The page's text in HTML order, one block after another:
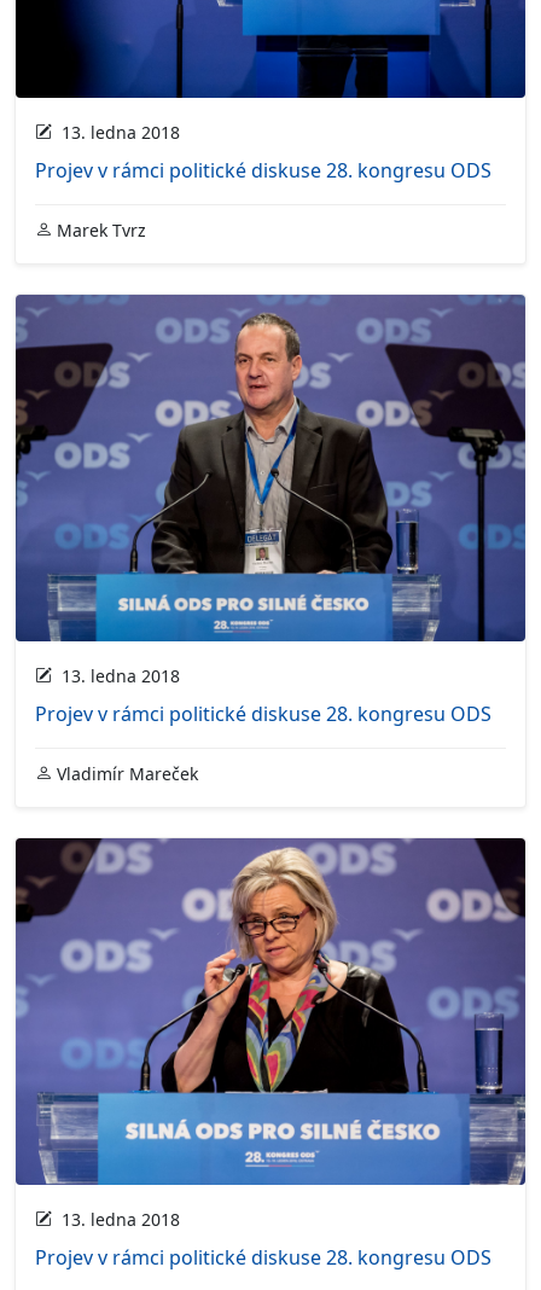
13. ledna 2018
Projev v rámci politické diskuse 28. kongresu ODS
Marek Tvrz
13. ledna 2018
Projev v rámci politické diskuse 28. kongresu ODS
Vladimír Mareček
13. ledna 2018
Projev v rámci politické diskuse 28. kongresu ODS